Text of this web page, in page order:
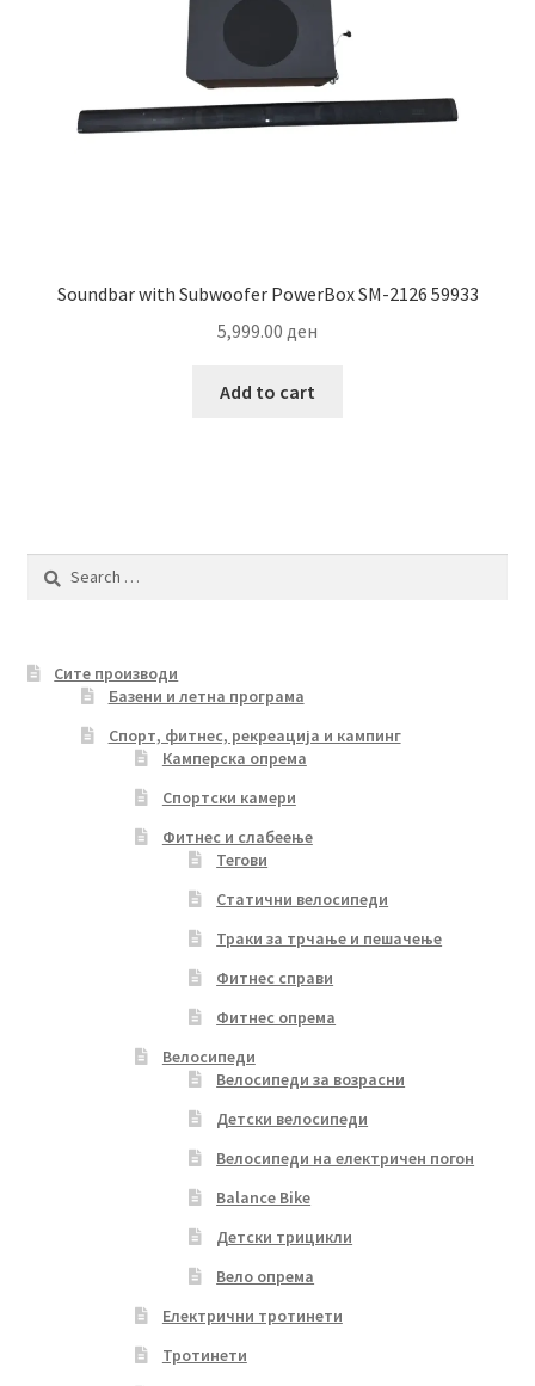
Soundbar with Subwoofer PowerBox SM-2126 59933
5,999.00 ден
Add to cart
Search
Сите производи
Базени и летна програма
Спорт, фитнес, рекреација и кампинг
Камперска опрема
Спортски камери
Фитнес и слабеење
Тегови
Статични велосипеди
Траки за трчање и пешачење
Фитнес справи
Фитнес опрема
Велосипеди
Велосипеди за возрасни
Детски велосипеди
Велосипеди на електричен погон
Balance Bike
Детски трицикли
Вело опрема
Електрични тротинети
Тротинети